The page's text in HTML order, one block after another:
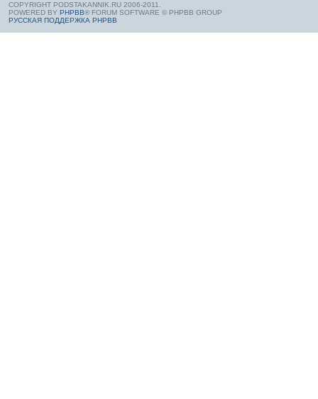
COPYRIGHT PODSTAKANNIK.RU 2006-2011.
POWERED BY PHPBB® FORUM SOFTWARE © PHPBB GROUP
РУССКАЯ ПОДДЕРЖКА PHPBB